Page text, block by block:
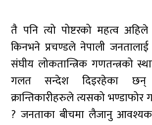
तै पनि त्यो पोष्टरको महत्व
किनभने प्रचण्डले नेपाली जनतालाई
संघीय लोकतान्त्रिक गणतन्त्रको
गलत सन्देश दिइरहेका
क्रान्तिकारीहरुले त्यसको भण्डाफोर
? जनताका बीचमा लैजानु